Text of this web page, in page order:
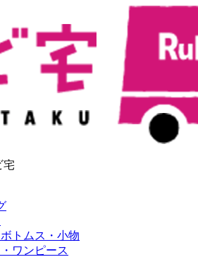
宅
トムス・小物
ワンピース